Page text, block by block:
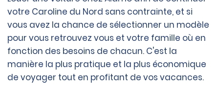
votre Caroline du Nord sans contrainte, et si
vous avez la chance de sélectionner un modèle
pour vous retrouvez vous et votre famille où en
fonction des besoins de chacun. C'est la
manière la plus pratique et la plus économique
de voyager tout en profitant de vos vacances.